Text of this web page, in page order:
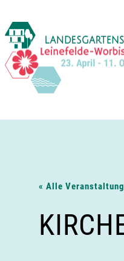
Inhalt
springen
« Alle